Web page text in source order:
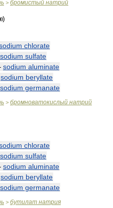
> бромистый натрий
chlorate
sulfate
sodium aluminate
sodium beryllate
sodium germanate
> бромноватокислый натрий
chlorate
sulfate
sodium aluminate
sodium beryllate
sodium germanate
> бутилат натрия